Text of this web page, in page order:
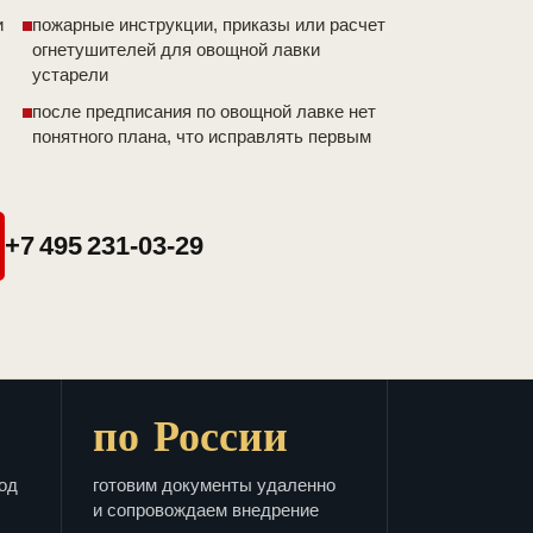
пожарные инструкции, приказы или расчет
огнетушителей для овощной лавки
устарели
после предписания по овощной лавке нет
понятного плана, что исправлять первым
+7 495 231-03-29
по России
готовим документы удаленно
и сопровождаем внедрение